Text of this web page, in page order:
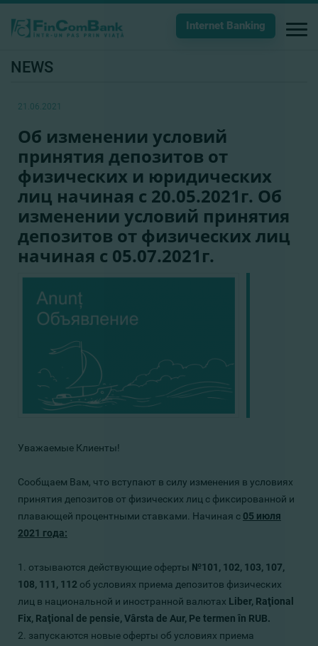
Internet Banking
NEWS
21.06.2021
Об изменении условий
принятия депозитов от
физических и юридических
лиц начиная с 20.05.2021г. Об
изменении условий принятия
депозитов от физических лиц
начиная с 05.07.2021г.
Уважаемые Клиенты!
Сообщаем Вам, что вступают в силу изменения в условиях
принятия депозитов от физических лиц с фиксированной и
плавающей процентными ставками. Начиная с 05 июля
2021 года:
1. отзываются действующие оферты №101, 102, 103, 107,
108, 111, 112 об условиях приема депозитов физических
лиц в национальной и иностранной валютах Liber, Raţional
Fix, Raţional de pensie, Vârsta de Aur, Pe termen în RUB.
2. запускаются новые оферты об условиях приема